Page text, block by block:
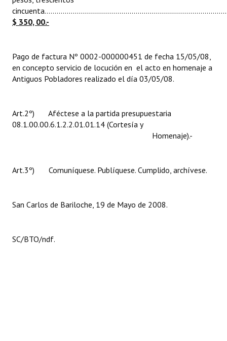
Huéspedes de Honor - Registro
Reconocimientos - Registro
Bariloche, Municipio intercultural
REFORMA DE LA CARTA ORGÁNICA
$ 350, 00.-
Pago de factura Nº 0002-000000451 de fecha 15/05/08,
en concepto servicio de locución en el acto en homenaje a
Antiguos Pobladores realizado el día 03/05/08.
Art.2º) Aféctese a la partida presupuestaria
08.1.00.00.6.1.2.2.01.01.14 (Cortesía y
Homenaje).-
Art.3º) Comuníquese. Publíquese. Cumplido, archívese.
San Carlos de Bariloche, 19 de Mayo de 2008.
SC/BTO/ndf.